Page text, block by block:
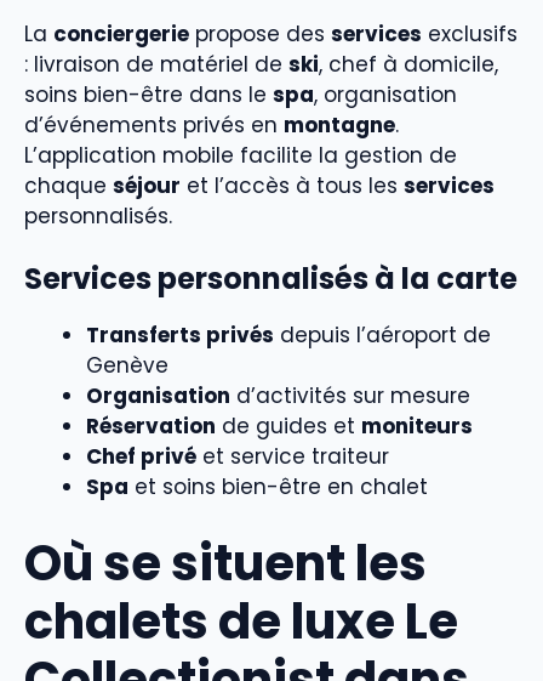
La conciergerie propose des services exclusifs
: livraison de matériel de ski, chef à domicile,
soins bien-être dans le spa, organisation
d’événements privés en montagne.
L’application mobile facilite la gestion de
chaque séjour et l’accès à tous les services
personnalisés.
Services personnalisés à la carte
Transferts privés depuis l’aéroport de
Genève
Organisation d’activités sur mesure
Réservation de guides et moniteurs
Chef privé et service traiteur
Spa et soins bien-être en chalet
Où se situent les
chalets de luxe Le